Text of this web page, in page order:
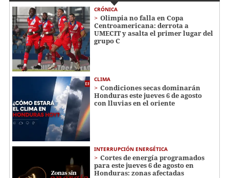
CRÓNICA
Olimpia no falla en Copa
Centroamericana: derrota a
UMECIT y asalta el primer lugar del
grupo C
CLIMA
Condiciones secas dominarán
Honduras este jueves 6 de agosto
con lluvias en el oriente
INTERRUPCIÓN ENERGÉTICA
Cortes de energía programados
para este jueves 6 de agosto en
Honduras: zonas afectadas